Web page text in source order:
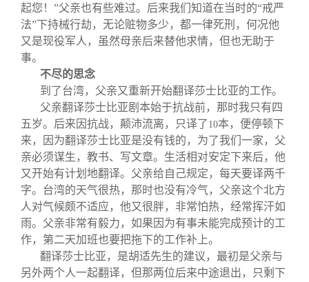
起您！”父亲也有些难过。后来我们知道在当时的“戒严
法”下持械行劫，无论赃物多少，都一律死刑，何况他
又是现役军人，虽然母亲后来替他求情，但也无助于
事。
不尽的思念
到了台湾，父亲又重新开始翻译莎士比亚的工作。
父亲翻译莎士比亚剧本始于抗战前，那时我只有四
五岁。后来因抗战，颠沛流离，只译了 10本，便停顿下
来，因为翻译莎士比亚是没有钱的，为了我们一家，父
亲必须谋生，教书、写文章。生活相对安定下来后，他
又开始有计划地翻译。父亲给自己规定，每天要译两千
字。台湾的天气很热，那时也没有冷气，父亲这个北方
人对气候颇不适应，他又很胖，非常怕热，经常挥汗如
雨。父亲非常有毅力，如果因为有事未能完成预计的工
作，第二天加班也要把拖下的工作补上。
翻译莎士比亚，是胡适先生的建议，最初是父亲与
另外两个人一起翻译，但那两位后来中途退出，只剩下